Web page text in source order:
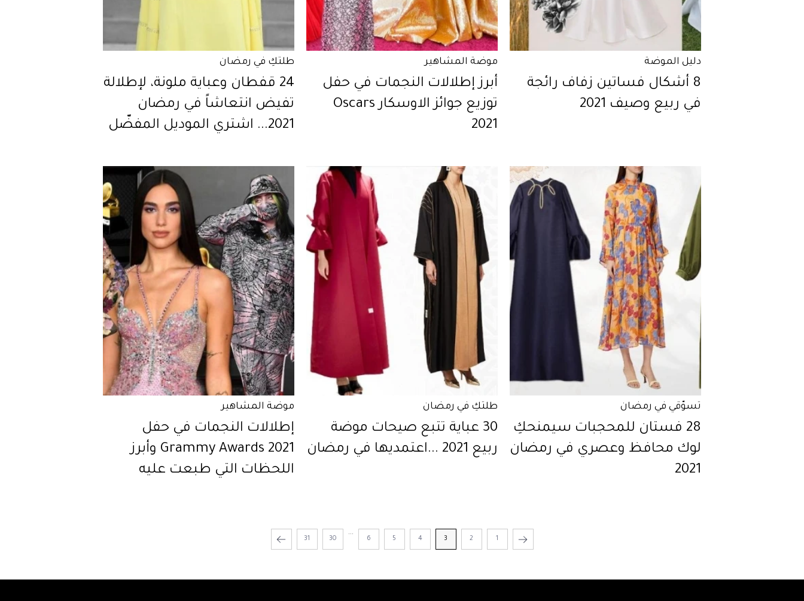
دليل الموضة
8 أشكال فساتين زفاف رائجة
في ربيع وصيف 2021
موضة المشاهير
أبرز إطلالات النجمات في حفل
توزيع جوائز الاوسكار Oscars
2021
طلتكِ في رمضان
24 قفطان وعباية ملونة، لإطلالة
تفيض انتعاشاً في رمضان
2021... اشتري الموديل المفضّل
تسوّقي في رمضان
28 فستان للمحجبات سيمنحكِ
لوك محافظ وعصري في رمضان
2021
طلتكِ في رمضان
30 عباية تتبع صيحات موضة
ربيع 2021 ...اعتمديها في رمضان
موضة المشاهير
إطلالات النجمات في حفل
Grammy Awards 2021 وأبرز
اللحظات التي طبعت عليه
1
2
3
4
5
6
...
30
31